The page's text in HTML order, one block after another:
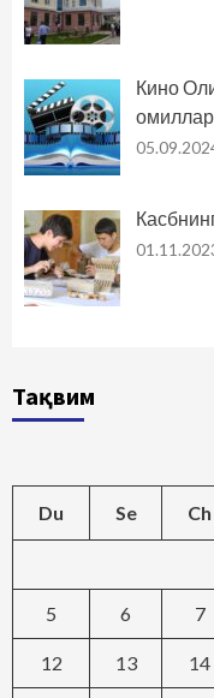
Кино
Тақвим
Du Se Ch
5 6 7
12 13 14